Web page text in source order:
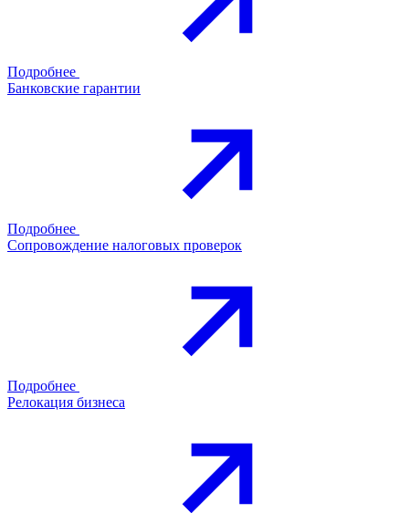
Подробнее
Банковские гарантии
Подробнее
Сопровождение налоговых проверок
Подробнее
Релокация бизнеса